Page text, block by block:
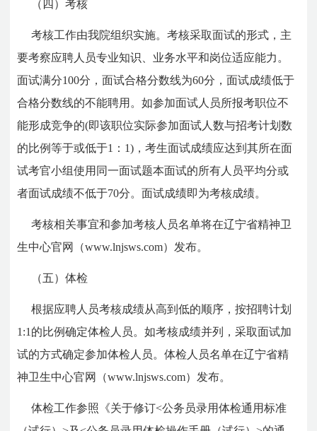
（四）考核
考核工作由我院组织实施。考核采取面试的形式，主
要考察应聘人员专业知识、业务水平和岗位适应能力。
面试满分100分，面试合格分数线为60分，面试成绩低于
合格分数线的不能聘用。如参加面试人员所报考职位不
能形成竞争的(即该职位实际参加面试人数与招考计划数
的比例等于或低于1：1)，考生面试成绩应达到其所在面
试考官小组使用同一面试题本面试的所有人员平均分或
者面试成绩不低于70分。面试成绩即为考核成绩。
考核相关事宜和参加考核人员名单将在辽宁省精神卫
生中心官网（www.lnjsws.com）发布。
（五）体检
根据应聘人员考核成绩从高到低的顺序，按招聘计划
1:1的比例确定体检人员。如考核成绩并列，采取面试加
试的方式确定参加体检人员。体检人员名单在辽宁省精
神卫生中心官网（www.lnjsws.com）发布。
体检工作参照《关于修订<公务员录用体检通用标准